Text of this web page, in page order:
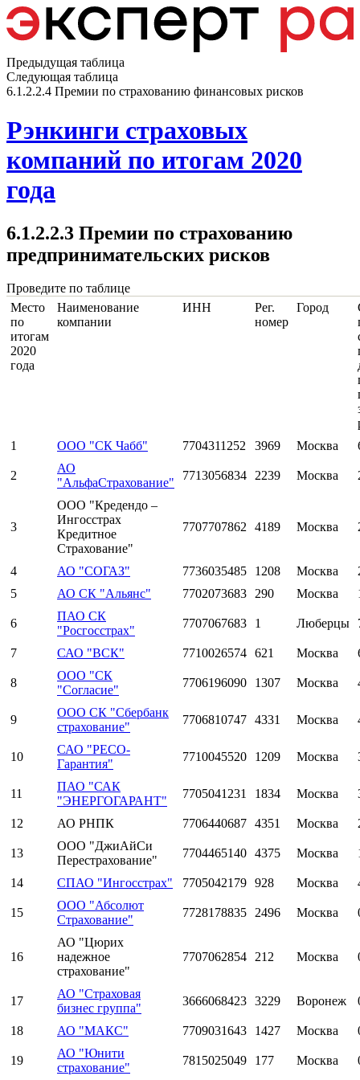
Предыдущая таблица
Следующая таблица
6.1.2.2.4 Премии по страхованию финансовых рисков
Рэнкинги страховых
компаний по итогам 2020
года
6.1.2.2.3 Премии по страхованию
предпринимательских рисков
Проведите по таблице
Место
по
итогам
2020
года
Наименование
компании
ИНН
Рег.
номер
Город
1
ООО "СК Чабб" 7704311252 3969 Москва
2
АО
"АльфаСтрахование"
7713056834 2239 Москва
3
ООО "Кредендо –
Ингосстрах
Кредитное
Страхование"
7707707862 4189 Москва
4 АО "СОГАЗ" 7736035485 1208 Москва
5
АО СК "Альянс" 7702073683 290 Москва
6
ПАО СК
"Росгосстрах"
7707067683 1 Люберцы
7 САО "ВСК" 7710026574 621 Москва
8
ООО "СК
"Согласие"
7706196090 1307 Москва
9
ООО СК "Сбербанк
страхование"
7706810747 4331 Москва
10
САО "РЕСО-
Гарантия"
7710045520 1209 Москва
11
ПАО "САК
"ЭНЕРГОГАРАНТ"
7705041231 1834 Москва
12 АО РНПК 7706440687 4351 Москва
13
ООО "ДжиАйСи
Перестрахование"
7704465140 4375 Москва
14 СПАО "Ингосстрах" 7705042179 928 Москва
15
ООО "Абсолют
Страхование"
7728178835 2496 Москва
16
АО "Цюрих
надежное
страхование"
7707062854 212 Москва
17
АО "Страховая
бизнес группа"
3666068423 3229 Воронеж
18 АО "МАКС" 7709031643 1427 Москва
19
АО "Юнити
страхование"
7815025049 177 Москва